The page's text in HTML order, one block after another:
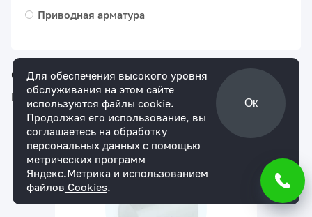
Приводная арматура
Сортировать по
возрастанию цены
Показывать по
24
Артикул: PIPEF21016
Для обеспечения высокого уровня
обслуживания на этом сайте
используются файлы cookie.
Продолжая его использование, вы
соглашаетесь на обработку
персональных данных с помощью
метрических программ
Яндекс.Метрика и использованием
файлов Cookies.
Ок